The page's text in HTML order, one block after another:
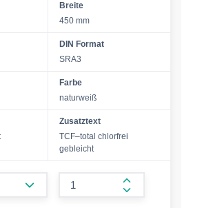
Breite
450 mm
DIN Format
SRA3
Farbe
naturweiß
Zusatztext
TCF–total chlorfrei
gebleicht
form.increase-